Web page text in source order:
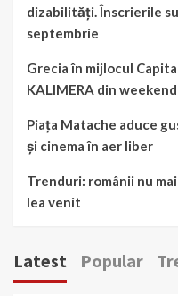
dizabilități. Înscrierile
septembrie
Grecia în mijlocul
KALIMERA din weekend
Piața Matache aduce
și cinema în aer liber
Trenduri: românii nu
lea venit
Latest Popular